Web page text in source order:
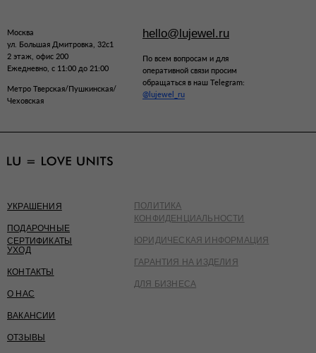
По всем вопросам и для
оперативной связи просим
обращаться в наш Telegram:
@lujewel_ru
Москва
ул. Большая Дмитровка, 32с1
2 этаж, офис 200
Ежедневно, с 11:00 до 21:00
hello@lujewel.ru
Метро Тверская/Пушкинская/
Чеховская
ПОЛИТИКА
КОНФИДЕНЦИАЛЬНОСТИ
ЮРИДИЧЕСКАЯ ИНФОРМАЦИЯ
ГАРАНТИЯ НА ИЗДЕЛИЯ
ДЛЯ БИЗНЕСА
УКРАШЕНИЯ
ПОДАРОЧНЫЕ
СЕРТИФИКАТЫ
КОНТАКТЫ
О НАС
УХОД
ОТЗЫВЫ
ВАКАНСИИ